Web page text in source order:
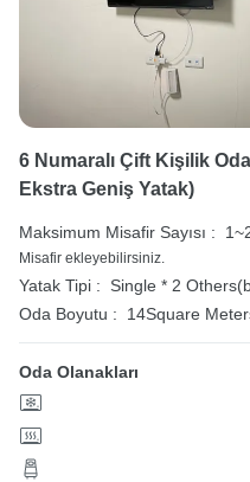
6 Numaralı Çift Kişilik
Ekstra Geniş Yatak)
Maksimum Misafir Sayısı :
Misafir ekleyebilirsiniz.
Yatak Tipi : Single * 2
Oda Boyutu :
14Square
Oda Olanakları